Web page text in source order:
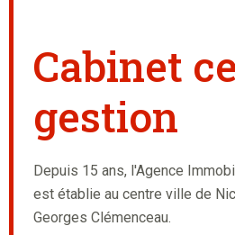
Cabinet
gestion
Depuis 15 ans, l'Agence
est établie au centre ville de
Georges Clémenceau.